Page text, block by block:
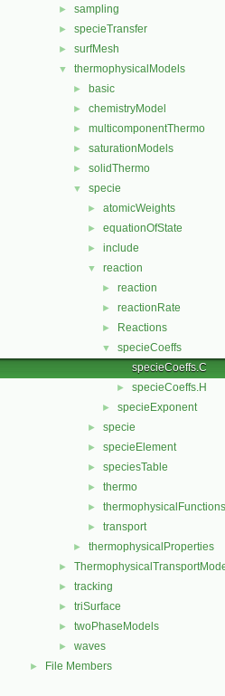
► sampling
► specieTransfer
► surfMesh
▼ thermophysicalModels
► basic
► chemistryModel
► multicomponentThermo
► saturationModels
► solidThermo
▼ specie
► atomicWeights
► equationOfState
► include
▼ reaction
► reaction
► reactionRate
► Reactions
▼
specieCoeffs
specieCoeffs.C
► specieCoeffs.H
► specieExponent
► specie
► specieElement
► speciesTable
► thermo
► thermophysicalFunctions
► transport
► thermophysicalProperties
►
► tracking
► triSurface
► twoPhaseModels
► waves
► File Members